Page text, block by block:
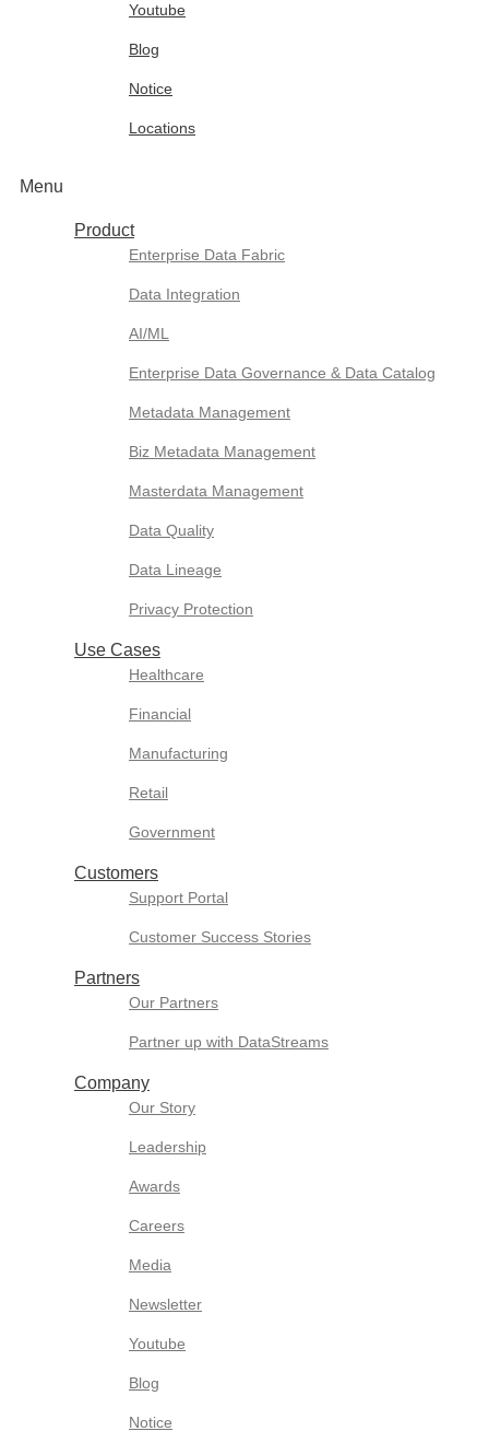
Youtube
Blog
Notice
Locations
Menu
Product
Enterprise Data Fabric
Data Integration
AI/ML
Enterprise Data Governance & Data Catalog
Metadata Management
Biz Metadata Management
Masterdata Management
Data Quality
Data Lineage
Privacy Protection
Use Cases
Healthcare
Financial
Manufacturing
Retail
Government
Customers
Support Portal
Customer Success Stories
Partners
Our Partners
Partner up with DataStreams
Company
Our Story
Leadership
Awards
Careers
Media
Newsletter
Youtube
Blog
Notice